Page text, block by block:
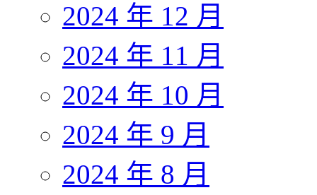
2024 年 12 月
2024 年 11 月
2024 年 10 月
2024 年 9 月
2024 年 8 月